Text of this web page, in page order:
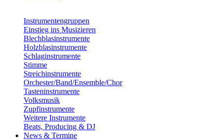
Instrumentengruppen
Einstieg ins Musizieren
Blechblasinstrumente
Holzblasinstrumente
Schlaginstrumente
Stimme
Streichinstrumente
Orchester/Band/Ensemble/Chor
Tasteninstrumente
Volksmusik
Zupfinstrumente
Weitere Instrumente
Beats, Producing & DJ
News & Termine